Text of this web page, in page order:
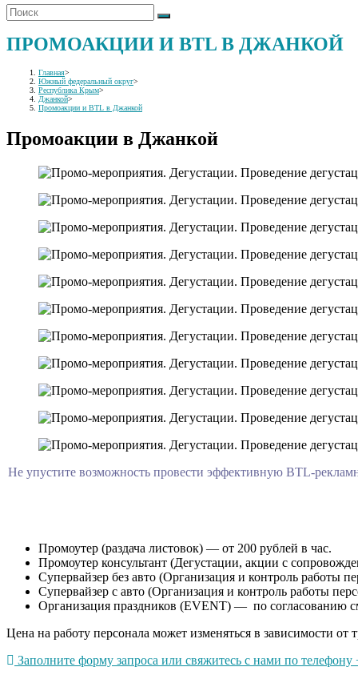
ПРОМОАКЦИИ И BTL В ДЖАНКОЙ
Главная>
Южный федеральный округ>
Республика Крым>
Джанкой>
Промоакции и BTL в Джанкой
Промоакции в Джанкой
Не упустите возможность провести эффективную BTL-
Промоутер (раздача листовок) — от 200 рублей в час.
Промоутер консультант (Дегустации, акции с
Супервайзер без авто (Организация и контроль работы
Супервайзер с авто (Организация и контроль работы
Организация праздников (EVENT) — по согласованию
Цена на работу персонала может изменяться в зависимости
Заполните форму запроса или свяжитесь с нами по